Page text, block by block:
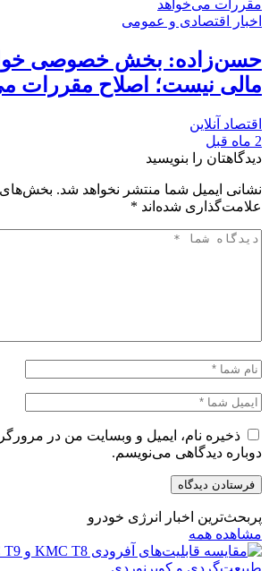
اخبار اقتصادی و عمومی
حسن‌زاده: بخش خصوصی
مالی نیست؛ اصلاح مقررات
اقتصاد آنلاین
2 ماه قبل
دیدگاهتان را بنویسید
نشانی ایمیل شما منتشر نخواهد شد. بخش‌های
علامت‌گذاری شده‌اند *
ذخیره نام، ایمیل و وبسایت من در
دوباره دیدگاهی می‌نویسم.
پربحث‌ترین اخبار انرژی خودرو
مشاهده همه